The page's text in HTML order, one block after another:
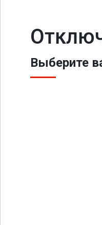
Выберите